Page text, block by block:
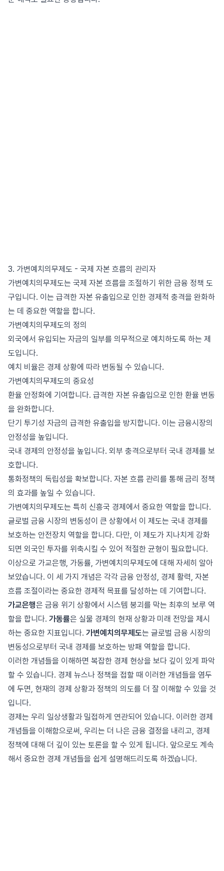
3. 가변예치의무제도 - 국제 자본 흐름의 관리자
가변예치의무제도는 국제 자본 흐름을 조절하기 위한 금융 정책 도
구입니다. 이는 급격한 자본 유출입으로 인한 경제적 충격을 완화하
는 데 중요한 역할을 합니다.
가변예치의무제도의 정의
외국에서 유입되는 자금의 일부를 의무적으로 예치하도록 하는 제
도입니다.
예치 비율은 경제 상황에 따라 변동될 수 있습니다.
가변예치의무제도의 중요성
환율 안정화에 기여합니다. 급격한 자본 유출입으로 인한 환율 변동
을 완화합니다.
단기 투기성 자금의 급격한 유출입을 방지합니다. 이는 금융시장의
안정성을 높입니다.
국내 경제의 안정성을 높입니다. 외부 충격으로부터 국내 경제를 보
호합니다.
통화정책의 독립성을 확보합니다. 자본 흐름 관리를 통해 금리 정책
의 효과를 높일 수 있습니다.
가변예치의무제도는 특히 신흥국 경제에서 중요한 역할을 합니다.
글로벌 금융 시장의 변동성이 큰 상황에서 이 제도는 국내 경제를
보호하는 안전장치 역할을 합니다. 다만, 이 제도가 지나치게 강화
되면 외국인 투자를 위축시킬 수 있어 적절한 균형이 필요합니다.
이상으로 가교은행, 가동률, 가변예치의무제도에 대해 자세히 알아
보았습니다. 이 세 가지 개념은 각각 금융 안정성, 경제 활력, 자본
흐름 조절이라는 중요한 경제적 목표를 달성하는 데 기여합니다.
가교은행은 금융 위기 상황에서 시스템 붕괴를 막는 최후의 보루 역
할을 합니다. 가동률은 실물 경제의 현재 상황과 미래 전망을 제시
하는 중요한 지표입니다. 가변예치의무제도는 글로벌 금융 시장의
변동성으로부터 국내 경제를 보호하는 방패 역할을 합니다.
이러한 개념들을 이해하면 복잡한 경제 현상을 보다 깊이 있게 파악
할 수 있습니다. 경제 뉴스나 정책을 접할 때 이러한 개념들을 염두
에 두면, 현재의 경제 상황과 정책의 의도를 더 잘 이해할 수 있을 것
입니다.
경제는 우리 일상생활과 밀접하게 연관되어 있습니다. 이러한 경제
개념들을 이해함으로써, 우리는 더 나은 금융 결정을 내리고, 경제
정책에 대해 더 깊이 있는 토론을 할 수 있게 됩니다. 앞으로도 계속
해서 중요한 경제 개념들을 쉽게 설명해드리도록 하겠습니다.